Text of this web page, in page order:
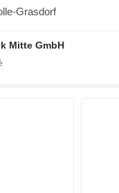
Grasdorf
Mitte GmbH